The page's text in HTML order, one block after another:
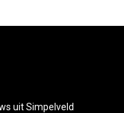
uit Simpelveld